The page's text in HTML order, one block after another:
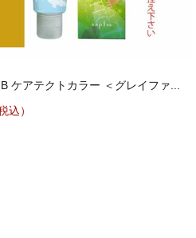
ケアテクトカラー ＜グレイファ...
込）